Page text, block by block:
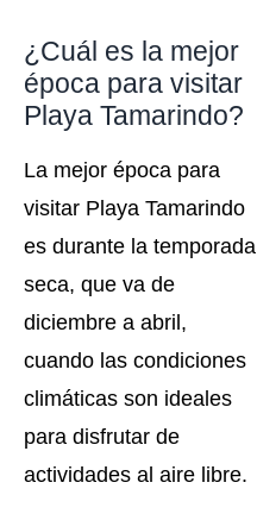
¿Cuál es la mejor
época para visitar
Playa Tamarindo?
La mejor época para
visitar Playa Tamarindo
es durante la temporada
seca, que va de
diciembre a abril,
cuando las condiciones
climáticas son ideales
para disfrutar de
actividades al aire libre.